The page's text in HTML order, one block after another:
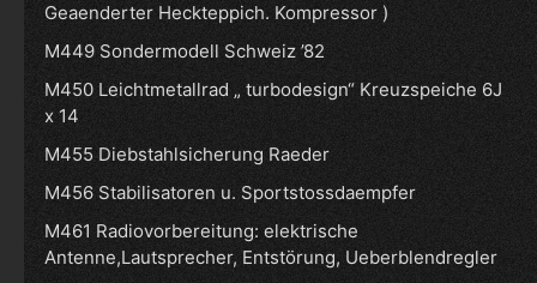
Geaenderter Heckteppich. Kompressor )
M449 Sondermodell Schweiz ’82
M450 Leichtmetallrad „ turbodesign“ Kreuzspeiche 6J
x 14
M455 Diebstahlsicherung Raeder
M456 Stabilisatoren u. Sportstossdaempfer
M461 Radiovorbereitung: elektrische
Antenne,Lautsprecher, Entstörung, Ueberblendregler